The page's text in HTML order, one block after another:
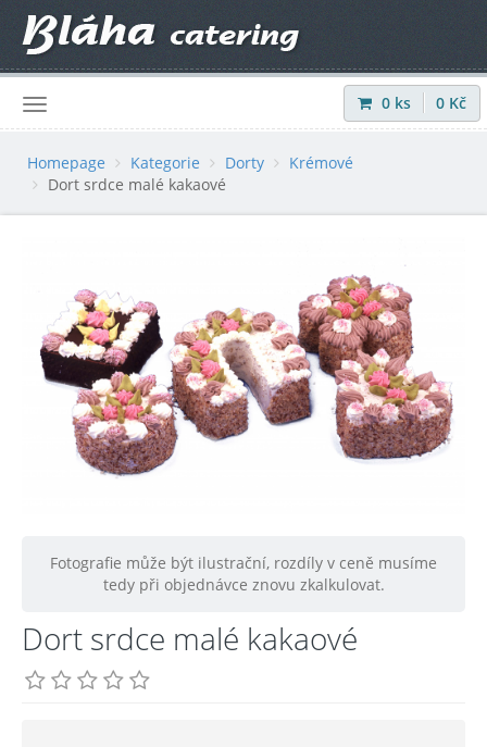
Přihlásit |Registrovat
0 ks 0 Kč
Homepage Kategorie Dorty
Krémové
Dort srdce malé kakaové
Fotografie může být ilustrační, rozdíly v ceně musíme
tedy při objednávce znovu zkalkulovat.
Dort srdce malé kakaové